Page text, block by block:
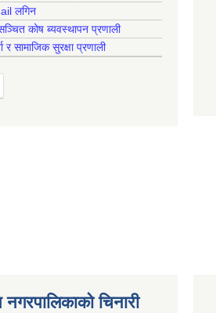
लगिन
कोष ब्यवस्थापन प्रणाली
र सामाजिक सुरक्षा प्रणाली
नगरपालिकाको चिनारी